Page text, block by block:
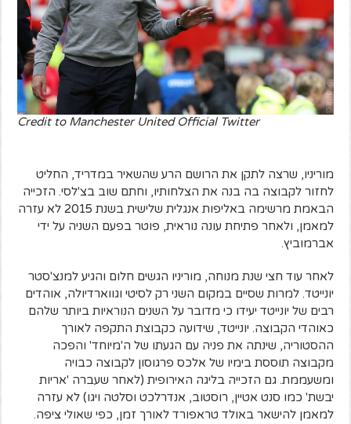
Credit to Manchester United Official Twitter
מוריניו, שרצה לתקן את הרושם הרע שהשאיר במדריד, החליט
לחזור לקבוצה בה בנה את הצלחותיו, וחתם שוב בצ'לסי. הזכייה
הבאמת מרשימה באליפות אנגלית שלישית בשנת 2015 לא עזרה
למאמן, ולאחר פתיחת עונה נוראית, פוטר בפעם השניה על ידי
אברמוביץ.
לאחר עוד חצי שנת מנוחה, מוריניו הגשים חלום והגיע למנצ'סטר
יונייטד. למרות שסיים במקום השני רק לסיטי וגווארדיולה, אוהדים
רבים של יונייטד יעידו כי מדובר על השנים הנוראיות ביותר שלהם
כאוהדי הקבוצה. יונייטד, שידועה כקבוצת התקפה לאורך
ההסטוריה, שינתה את פניה עם הגעתו של ה'מיוחד' והפכה
מקבוצה תוססת בימיו של אלכס פרגוסון לקבוצה כבויה
ומשעממת. גם הזכייה בליגה האירופית (לאחר שעברה 'אריות
יבשת' כמו סנט אטיין, רוסטוב, אנדרלכט וסלטה ויגו) לא עזרה
למאמן להישאר באולד טראפורד לאורך זמן, כפי שאולי ציפה.